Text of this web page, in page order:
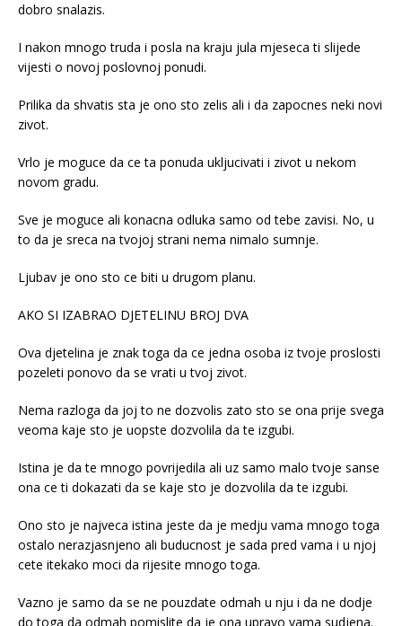
dobro snalazis.
I nakon mnogo truda i posla na kraju jula mjeseca ti slijede
vijesti o novoj poslovnoj ponudi.
Prilika da shvatis sta je ono sto zelis ali i da zapocnes neki novi
zivot.
Vrlo je moguce da ce ta ponuda ukljucivati i zivot u nekom
novom gradu.
Sve je moguce ali konacna odluka samo od tebe zavisi. No, u
to da je sreca na tvojoj strani nema nimalo sumnje.
Ljubav je ono sto ce biti u drugom planu.
AKO SI IZABRAO DJETELINU BROJ DVA
Ova djetelina je znak toga da ce jedna osoba iz tvoje proslosti
pozeleti ponovo da se vrati u tvoj zivot.
Nema razloga da joj to ne dozvolis zato sto se ona prije svega
veoma kaje sto je uopste dozvolila da te izgubi.
Istina je da te mnogo povrijedila ali uz samo malo tvoje sanse
ona ce ti dokazati da se kaje sto je dozvolila da te izgubi.
Ono sto je najveca istina jeste da je medju vama mnogo toga
ostalo nerazjasnjeno ali buducnost je sada pred vama i u njoj
cete itekako moci da rijesite mnogo toga.
Vazno je samo da se ne pouzdate odmah u nju i da ne dodje
do toga da odmah pomislite da je ona upravo vama sudjena.